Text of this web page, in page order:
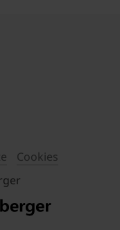
Cookies